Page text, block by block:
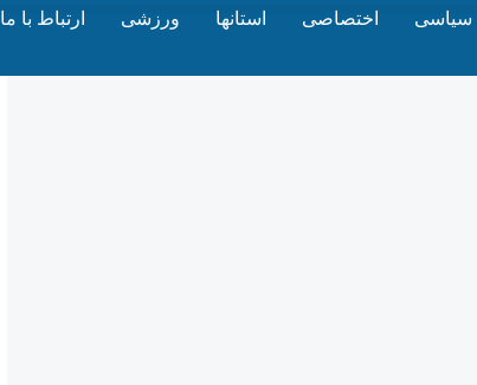
سیاسی اختصاصی استانها ورزشی
ارتباط با ما